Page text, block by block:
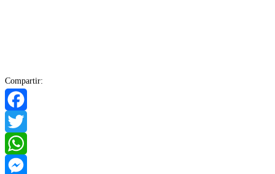
Compartir:
Facebook
Twitter
WhatsApp